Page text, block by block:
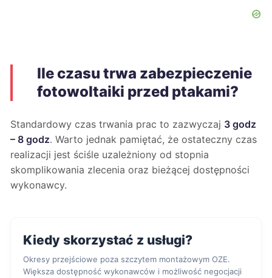
Ile czasu trwa zabezpieczenie
fotowoltaiki przed ptakami?
Standardowy czas trwania prac to zazwyczaj 3 godz
– 8 godz. Warto jednak pamiętać, że ostateczny czas
realizacji jest ściśle uzależniony od stopnia
skomplikowania zlecenia oraz bieżącej dostępności
wykonawcy.
Kiedy skorzystać z usługi?
Okresy przejściowe poza szczytem montażowym OZE.
Większa dostępność wykonawców i możliwość negocjacji